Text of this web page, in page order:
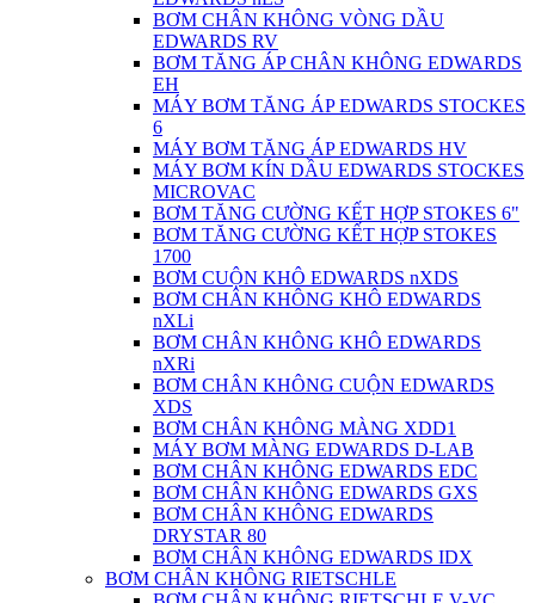
BƠM CHÂN KHÔNG VÒNG DẦU
EDWARDS RV
BƠM TĂNG ÁP CHÂN KHÔNG EDWARDS
EH
MÁY BƠM TĂNG ÁP EDWARDS STOCKES
6
MÁY BƠM TĂNG ÁP EDWARDS HV
MÁY BƠM KÍN DẦU EDWARDS STOCKES
MICROVAC
BƠM TĂNG CƯỜNG KẾT HỢP STOKES 6"
BƠM TĂNG CƯỜNG KẾT HỢP STOKES
1700
BƠM CUỘN KHÔ EDWARDS nXDS
BƠM CHÂN KHÔNG KHÔ EDWARDS
nXLi
BƠM CHÂN KHÔNG KHÔ EDWARDS
nXRi
BƠM CHÂN KHÔNG CUỘN EDWARDS
XDS
BƠM CHÂN KHÔNG MÀNG XDD1
MÁY BƠM MÀNG EDWARDS D-LAB
BƠM CHÂN KHÔNG EDWARDS EDC
BƠM CHÂN KHÔNG EDWARDS GXS
BƠM CHÂN KHÔNG EDWARDS
DRYSTAR 80
BƠM CHÂN KHÔNG EDWARDS IDX
BƠM CHÂN KHÔNG RIETSCHLE